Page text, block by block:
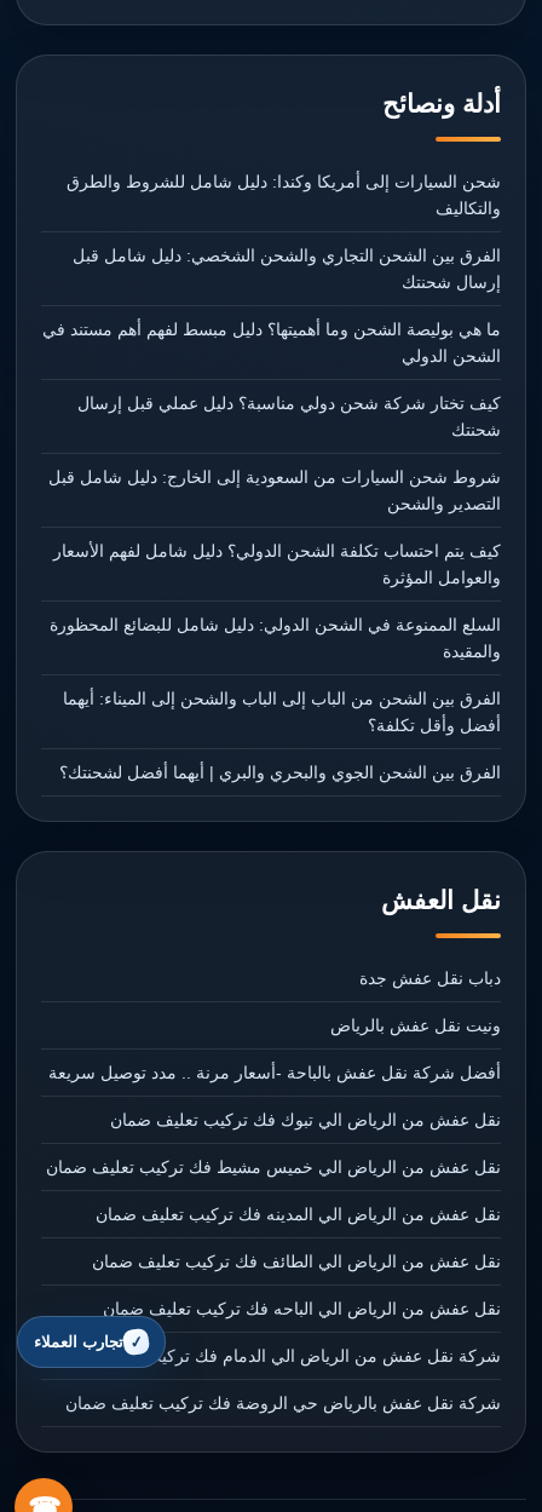
أدلة ونصائح
شحن السيارات إلى أمريكا وكندا: دليل شامل للشروط والطرق
والتكاليف
الفرق بين الشحن التجاري والشحن الشخصي: دليل شامل قبل
إرسال شحنتك
ما هي بوليصة الشحن وما أهميتها؟ دليل مبسط لفهم أهم مستند في
الشحن الدولي
كيف تختار شركة شحن دولي مناسبة؟ دليل عملي قبل إرسال
شحنتك
شروط شحن السيارات من السعودية إلى الخارج: دليل شامل قبل
التصدير والشحن
كيف يتم احتساب تكلفة الشحن الدولي؟ دليل شامل لفهم الأسعار
والعوامل المؤثرة
السلع الممنوعة في الشحن الدولي: دليل شامل للبضائع المحظورة
والمقيدة
الفرق بين الشحن من الباب إلى الباب والشحن إلى الميناء: أيهما
أفضل وأقل تكلفة؟
الفرق بين الشحن الجوي والبحري والبري | أيهما أفضل لشحنتك؟
نقل العفش
دباب نقل عفش جدة
ونيت نقل عفش بالرياض
أفضل شركة نقل عفش بالباحة -أسعار مرنة .. مدد توصيل سريعة
نقل عفش من الرياض الي تبوك فك تركيب تعليف ضمان
نقل عفش من الرياض الي خميس مشيط فك تركيب تعليف ضمان
نقل عفش من الرياض الي المدينه فك تركيب تعليف ضمان
نقل عفش من الرياض الي الطائف فك تركيب تعليف ضمان
نقل عفش من الرياض الي الباحه فك تركيب تعليف ضمان
شركة نقل عفش من الرياض الي الدمام فك تركيب تعليف ضمان
شركة نقل عفش بالرياض حي الروضة فك تركيب تعليف ضمان
تجارب العملاء